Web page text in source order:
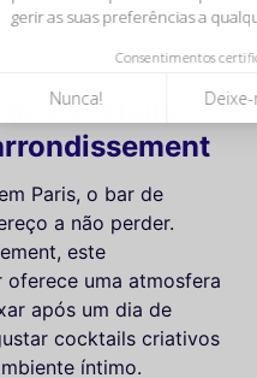
cocktails
Paris, o bar de
a não perder.
este
uma atmosfera
após um dia de
cocktails criativos
íntimo.